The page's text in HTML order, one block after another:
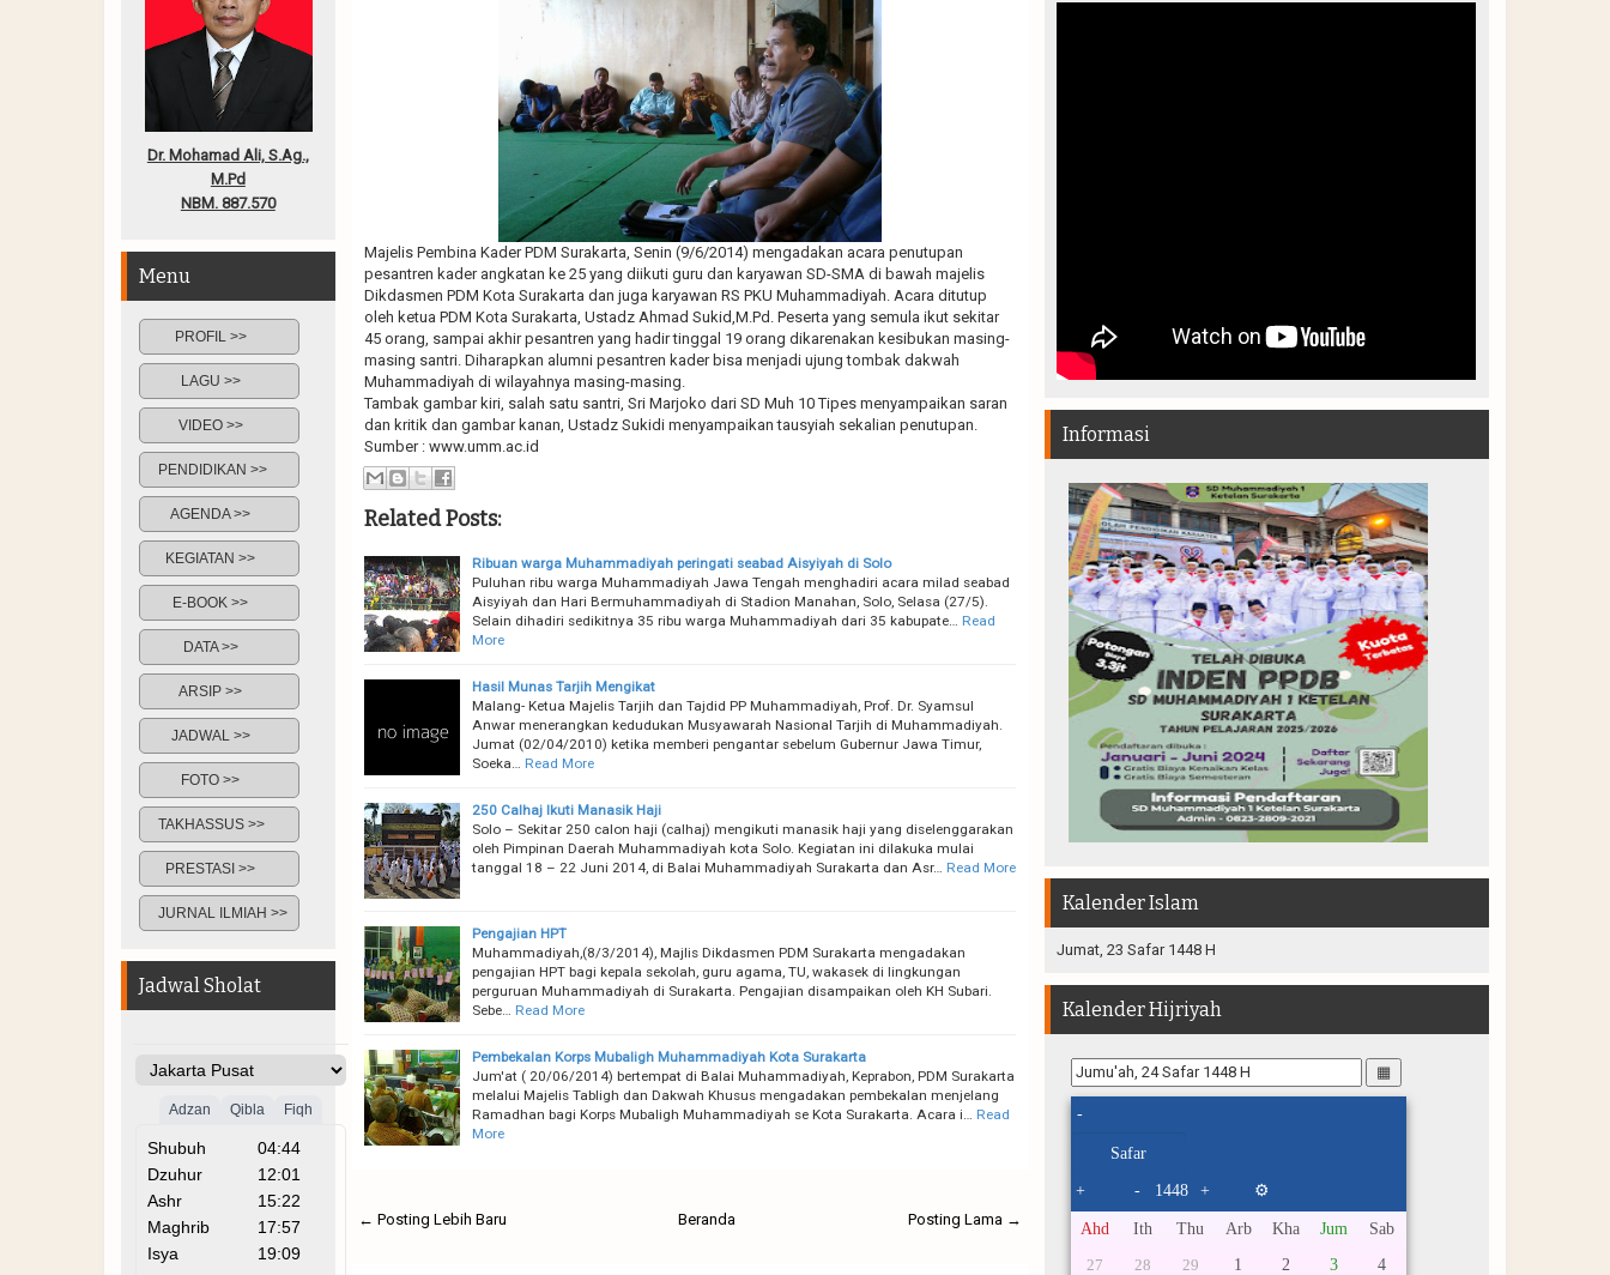
Majelis Pembina Kader PDM Surakarta, Senin (9/6/2014) mengadakan acara penutupan
pesantren kader angkatan ke 25 yang diikuti guru dan karyawan SD-SMA di bawah majelis
Dikdasmen PDM Kota Surakarta dan juga karyawan RS PKU Muhammadiyah. Acara ditutup
oleh ketua PDM Kota Surakarta, Ustadz Ahmad Sukid,M.Pd. Peserta yang semula ikut sekitar
45 orang, sampai akhir pesantren yang hadir tinggal 19 orang dikarenakan kesibukan masing-
masing santri. Diharapkan alumni pesantren kader bisa menjadi ujung tombak dakwah
Muhammadiyah di wilayahnya masing-masing.
Tambak gambar kiri, salah satu santri, Sri Marjoko dari SD Muh 10 Tipes menyampaikan saran
dan kritik dan gambar kanan, Ustadz Sukidi menyampaikan tausyiah sekalian penutupan.
Sumber : www.umm.ac.id
Related Posts:
Ribuan warga Muhammadiyah peringati seabad Aisyiyah di Solo
Puluhan ribu warga Muhammadiyah Jawa Tengah menghadiri acara milad seabad
Aisyiyah dan Hari Bermuhammadiyah di Stadion Manahan, Solo, Selasa (27/5).
Selain dihadiri sedikitnya 35 ribu warga Muhammadiyah dari 35 kabupate…
Read
More
Hasil Munas Tarjih Mengikat
Malang- Ketua Majelis Tarjih dan Tajdid PP Muhammadiyah, Prof. Dr. Syamsul
Anwar menerangkan kedudukan Musyawarah Nasional Tarjih di Muhammadiyah.
Jumat (02/04/2010) ketika memberi pengantar sebelum Gubernur Jawa Timur,
Soeka…
Read More
250 Calhaj Ikuti Manasik Haji
Solo – Sekitar 250 calon haji (calhaj) mengikuti manasik haji yang diselenggarakan
oleh Pimpinan Daerah Muhammadiyah kota Solo. Kegiatan ini dilakuka mulai
tanggal 18 – 22 Juni 2014, di Balai Muhammadiyah Surakarta dan Asr…
Read More
Pengajian HPT
Muhammadiyah,(8/3/2014), Majlis Dikdasmen PDM Surakarta mengadakan
pengajian HPT bagi kepala sekolah, guru agama, TU, wakasek di lingkungan
perguruan Muhammadiyah di Surakarta. Pengajian disampaikan oleh KH Subari.
Sebe…
Read More
Pembekalan Korps Mubaligh Muhammadiyah Kota Surakarta
Jum'at ( 20/06/2014) bertempat di Balai Muhammadiyah, Keprabon, PDM Surakarta
melalui Majelis Tabligh dan Dakwah Khusus mengadakan pembekalan menjelang
Ramadhan bagi Korps Mubaligh Muhammadiyah se Kota Surakarta. Acara i…
Read
More
← Posting Lebih Baru Posting Lama →
Beranda
Dr. Mohamad Ali, S.Ag.,
M.Pd
NBM. 887.570
Menu
PROFIL >>
LAGU >>
VIDEO >>
PENDIDIKAN >>
AGENDA >>
KEGIATAN >>
E-BOOK >>
DATA >>
ARSIP >>
JADWAL >>
FOTO >>
TAKHASSUS >>
PRESTASI >>
JURNAL ILMIAH >>
Jadwal Sholat
Informasi
Kalender Islam
Jumat, 23 Safar 1448 H
Kalender Hijriyah
▦
-
+ - + ⚙
Ahd Ith Thu Arb Kha Jum Sab
27 28 29 1 2 3
4